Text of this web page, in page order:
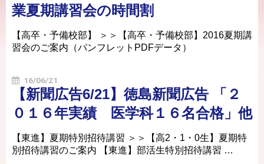
業夏期講習会の時間割
【高卒・予備校部】 ＞＞【高卒・予備校部】2016夏期講
習会のご案内（パンフレットPDFデータ）
16/06/21
【新聞広告6/21】徳島新聞広告 「２
０１６年実績 医学科１６名合格」他
【東進】夏期特別招待講習 ＞＞【高2・1・0生】夏期特
別招待講習のご案内 【東進】部活生特別招待講習 …